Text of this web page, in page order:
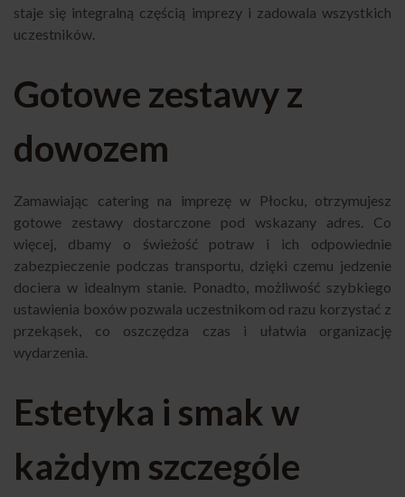
staje się integralną częścią imprezy i zadowala wszystkich
uczestników.
Gotowe zestawy z
dowozem
Zamawiając catering na imprezę w Płocku, otrzymujesz
gotowe zestawy dostarczone pod wskazany adres. Co
więcej, dbamy o świeżość potraw i ich odpowiednie
zabezpieczenie podczas transportu, dzięki czemu jedzenie
dociera w idealnym stanie. Ponadto, możliwość szybkiego
ustawienia boxów pozwala uczestnikom od razu korzystać z
przekąsek, co oszczędza czas i ułatwia organizację
wydarzenia.
Estetyka i smak w
każdym szczególe